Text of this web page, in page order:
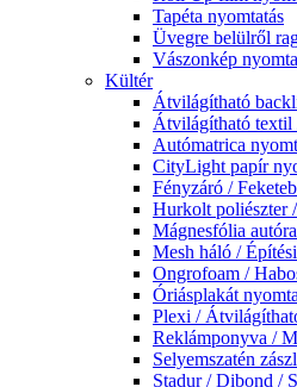
Tapéta nyomtatás
Üvegre belülről
Vászonkép
Kültér
Átvilágítható
Átvilágítható
Autómatrica
CityLight papír
Fényzáró /
Hurkolt poliészter
Mágnesfólia
Mesh háló /
Ongrofoam /
Óriásplakát
Plexi /
Reklámponyva /
Selyemszatén
Stadur / Dibond /